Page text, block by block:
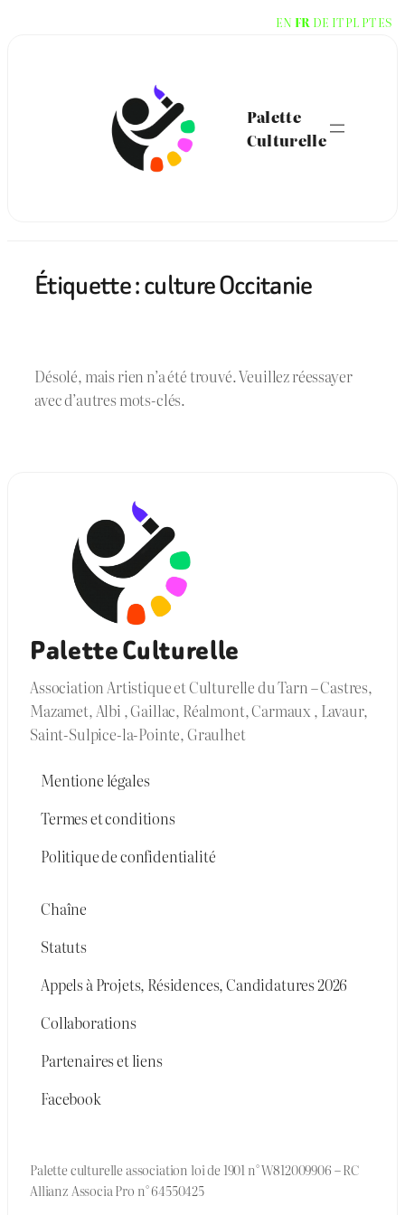
Palette
Culturelle
Étiquette :culture Occitanie
Désolé, mais rien n’a été trouvé. Veuillez réessayer
avec d’autres mots-clés.
Palette Culturelle
Association Artistique et Culturelle du Tarn – Castres,
Mazamet, Albi , Gaillac, Réalmont, Carmaux , Lavaur,
Saint-Sulpice-la-Pointe, Graulhet
Mentione légales
Termes et conditions
Politique de confidentialité
Chaîne
Statuts
Appels à Projets, Résidences, Candidatures 2026
Collaborations
Partenaires et liens
Facebook
Palette culturelle association loi de 1901 n° W812009906 – RC
Allianz Associa Pro n° 64550425
EN FR DE ITPL PTES